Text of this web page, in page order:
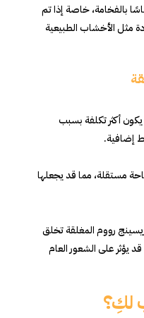
بالفخامة، خاصة إذا تم
مثل الأخشاب الطبيعية
أكثر تكلفة بسبب
إضافية.
مستقلة، مما قد يجعلها
رووم المغلقة تخلق
يؤثر على الشعور العام
لكِ؟